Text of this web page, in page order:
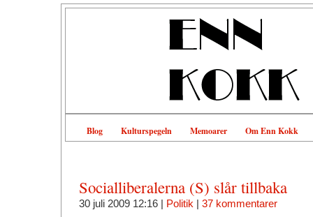
Blog Kulturspegeln Memoarer Om Enn Kokk
Socialliberalerna (S) slår tillbaka
30 juli 2009 12:16 | Politik | 37 kommentarer